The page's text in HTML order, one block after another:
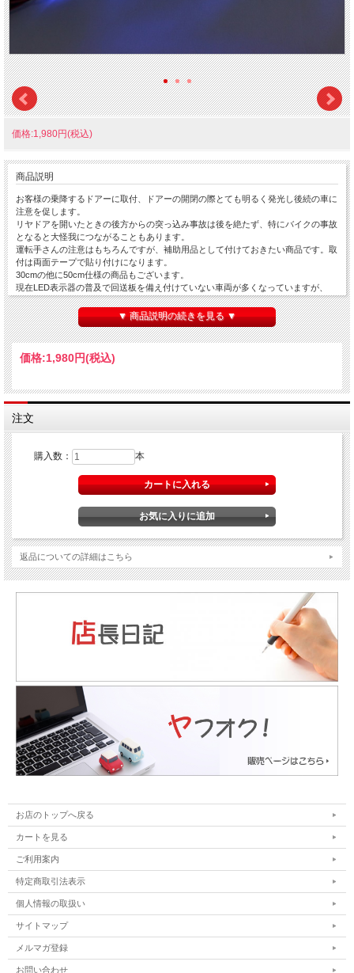
価格:1,980円(税込)
商品説明
お客様の乗降するドアーに取付、ドアーの開閉の際とても明るく発光し後続の車に
注意を促します。
リヤドアを開いたときの後方からの突っ込み事故は後を絶たず、特にバイクの事故
となると大怪我につながることもあります。
運転手さんの注意はもちろんですが、補助用品として付けておきたい商品です。取
付は両面テープで貼り付けになります。
30cmの他に50cm仕様の商品もございます。
現在LED表示器の普及で回送板を備え付けていない車両が多くなっていますが、
『ハイヤータクシー車両の表示等に関する取扱いについて』の表示板の項目では。
『回送板は、全車両に備え付けておかなければならない。』と書いてあります。理
由の1つは、表示装置の故障等のためということです。LED表示器が故障してしま
えば、空車の文字はもちろんのこと、回送の文字も点灯できないということになり
ます。
その際車庫や営業所に戻る際にこの回送板が必要になるということです。備えあれ
空車ランプに固定出来るアルミ製のステーを付属します。両面テープが付いている
ので簡単に板に接着できます。
【クリックポストで梱包料込み全国一律300円で発送させていただきます。代引き
発送は除きます。】
▼ 商品説明の続きを見る ▼
価格:1,980円(税込)
注文
購入数： 本
返品についての詳細はこちら
お店のトップへ戻る
カートを見る
ご利用案内
特定商取引法表示
個人情報の取扱い
サイトマップ
メルマガ登録
お問い合わせ